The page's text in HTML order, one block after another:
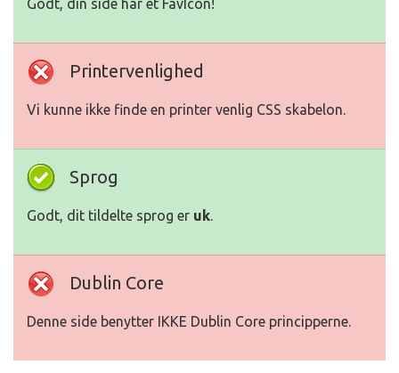
Godt, din side har et FavIcon!
Printervenlighed
Vi kunne ikke finde en printer venlig CSS skabelon.
Sprog
Godt, dit tildelte sprog er uk.
Dublin Core
Denne side benytter IKKE Dublin Core principperne.